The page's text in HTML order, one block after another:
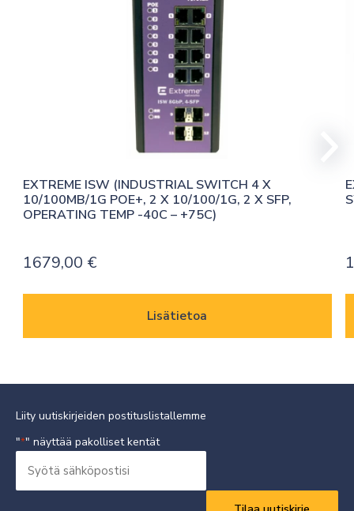
EXTREME ISW (INDUSTRIAL SWITCH 4 X
10/100MB/1G POE+, 2 X 10/100/1G, 2 X SFP,
OPERATING TEMP -40C – +75C)
1679,00 €
Lisätietoa
Liity uutiskirjeiden postituslistallemme
"*" näyttää pakolliset kentät
sähköpostisi